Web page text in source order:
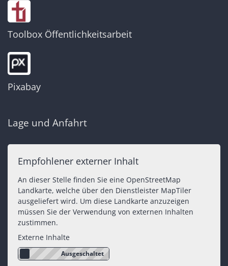
Toolbox Öffentlichkeitsarbeit
Pixabay
Lage und Anfahrt
Empfohlener externer Inhalt
An dieser Stelle finden Sie eine OpenStreetMap
Landkarte, welche über den Dienstleister MapTiler
ausgeliefert wird. Um diese Landkarte anzuzeigen
müssen Sie der Verwendung von externen Inhalten
zustimmen.
Externe Inhalte